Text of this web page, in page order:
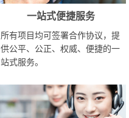
一站式便捷服务
所有项目均可签署合作协议，提
供公平、公正、权威、便捷的一
站式服务。